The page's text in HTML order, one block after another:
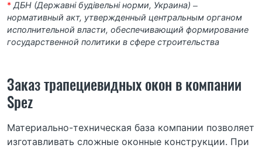
* ДБН (Державні будівельні норми, Украина) –
нормативный акт, утвержденный центральным органом
исполнительной власти, обеспечивающий формирование
государственной политики в сфере строительства
Заказ трапециевидных окон в компании
Spez
Материально-техническая база компании позволяет
изготавливать сложные оконные конструкции. При